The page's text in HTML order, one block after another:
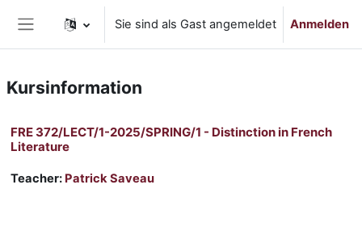
Website-Übersicht
Sie sind als Gast angemeldet Anmelden
Kursinformation
FRE 372/LECT/1-2025/SPRING/1 - Distinction in French
Literature
Teacher: Patrick Saveau